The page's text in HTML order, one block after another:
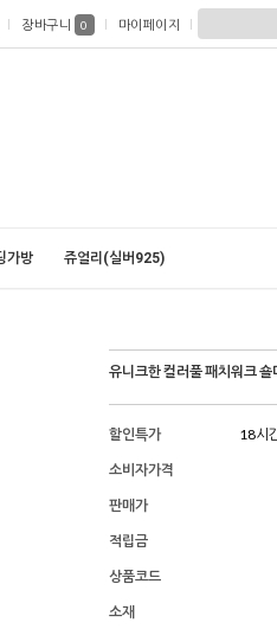
장바구니 0 마이페이지
가방 쥬얼리(실버925)
유니크한 컬러풀 패치워크 숄
할인특가
18시
소비자가격
판매가
적립금
상품코드
소재